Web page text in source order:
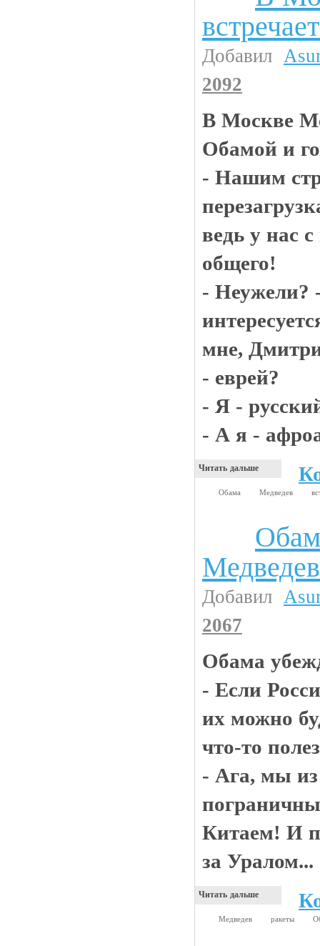
Добавил
2092
В Москве
Обамой и
- Нашим
ведь у нас
общего!
- Неужели?
мне,
- еврей?
- Я -
- А я -
Читать дальше
Обама Медведев
Добавил
2067
Обама
- Если
их можно
что-то
- Ага, мы из
Китаем! И
за Уралом...
Читать дальше
Медведев ракеты